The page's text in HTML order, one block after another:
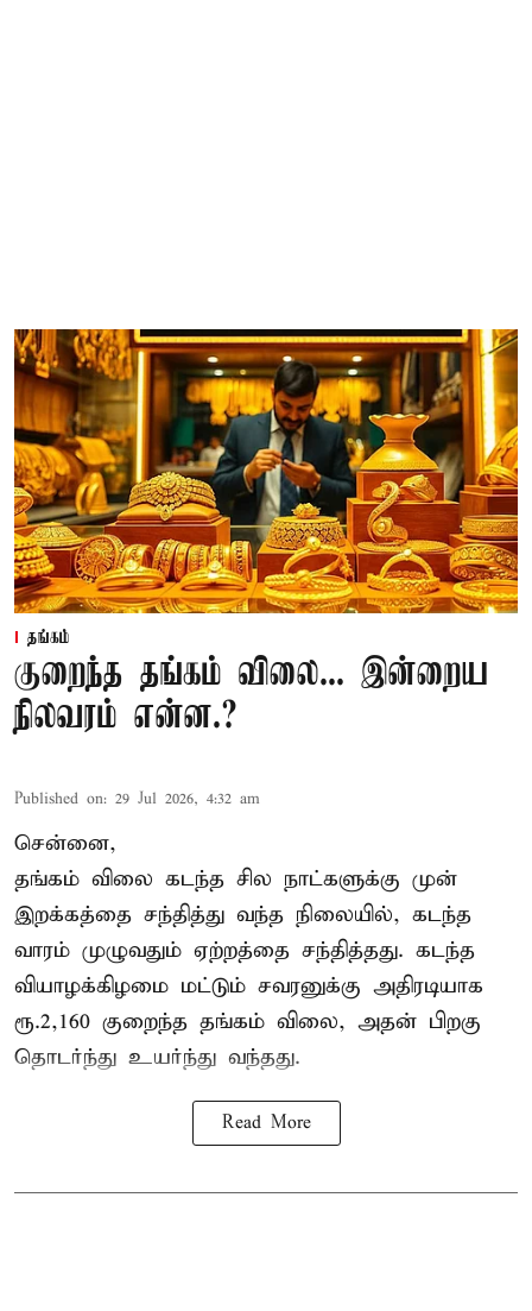
தங்கம்
குறைந்த தங்கம் விலை... இன்றைய
நிலவரம் என்ன.?
Published on: 29 Jul 2026, 4:32 am
சென்னை,
தங்கம் விலை கடந்த சில நாட்களுக்கு முன்
இறக்கத்தை சந்தித்து வந்த நிலையில், கடந்த
வாரம் முழுவதும் ஏற்றத்தை சந்தித்தது. கடந்த
வியாழக்கிழமை மட்டும் சவரனுக்கு அதிரடியாக
ரூ.2,160 குறைந்த தங்கம் விலை, அதன் பிறகு
தொடர்ந்து உயர்ந்து வந்தது.
Read More